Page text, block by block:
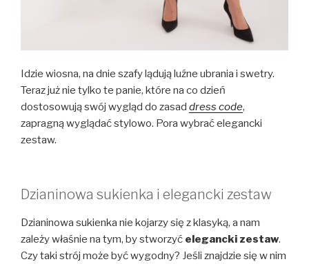
Idzie wiosna, na dnie szafy lądują luźne ubrania i swetry.
Teraz już nie tylko te panie, które na co dzień
dostosowują swój wygląd do zasad dress code,
zapragną wyglądać stylowo. Pora wybrać elegancki
zestaw.
Dzianinowa sukienka i elegancki zestaw
Dzianinowa sukienka nie kojarzy się z klasyką, a nam
zależy właśnie na tym, by stworzyć elegancki zestaw.
Czy taki strój może być wygodny? Jeśli znajdzie się w nim